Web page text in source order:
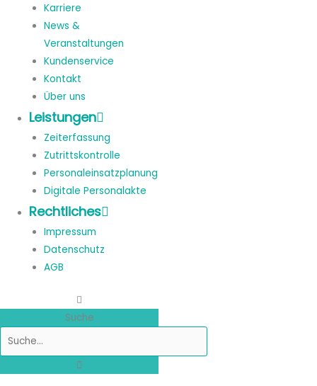
Karriere
News &
Veranstaltungen
Kundenservice
Kontakt
Über uns
Leistungen
Zeiterfassung
Zutrittskontrolle
Personaleinsatzplanung
Digitale Personalakte
Rechtliches
Impressum
Datenschutz
AGB
Suche